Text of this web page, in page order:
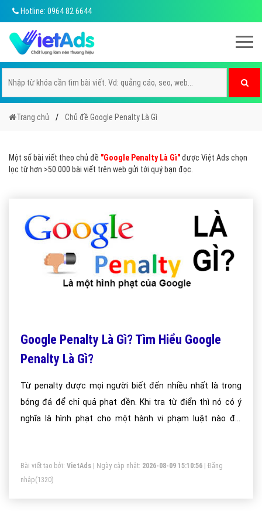
Hotline: 0964 82 6644
Trang chủ Chủ đề Google Penalty Là Gì
Một số bài viết theo chủ đề "Google Penalty Là Gì"được Việt Ads chọn
lọc từ hơn >50.000 bài viết trên web gửi tới quý bạn đọc.
Google Penalty Là Gì? Tìm Hiểu Google
Penalty Là Gì?
Từ penalty được mọi người biết đến nhiều nhất là trong
bóng đá để chỉ quả phạt đền. Khi tra từ điển thì nó có ý
nghĩa là hình phạt cho một hành vi phạm luật nào đó.
quy định tác động xấu đến thứ hạng website trên trang tìm
kiếm được Google trả về.
Bài viết tạo bởi: VietAds | Ngày cập nhật: 2026-08-09 15:10:56
Đăng
nhập(1320)